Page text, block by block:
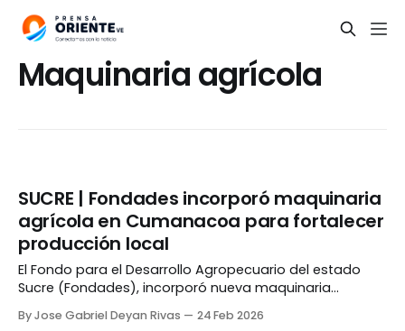
Maquinaria agrícola
SUCRE | Fondades incorporó maquinaria
agrícola en Cumanacoa para fortalecer
producción local
El Fondo para el Desarrollo Agropecuario del estado
Sucre (Fondades), incorporó nueva maquinaria
otros rubros en Cumanacoa, municipio Montes. La
By Jose Gabriel Deyan Rivas 24 Feb 2026